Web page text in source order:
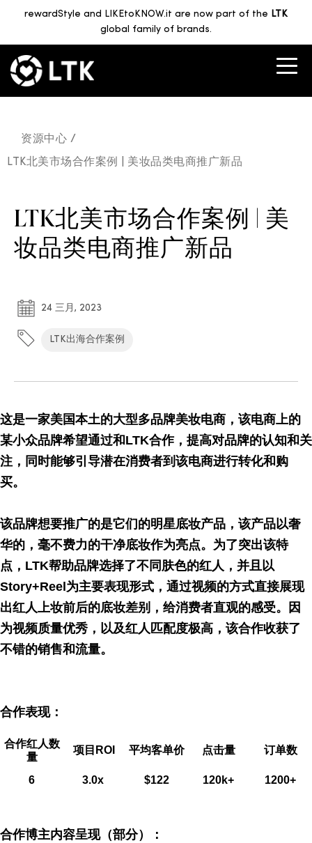
rewardStyle and LIKEtoKNOW.it are now part of the LTK
global family of brands.
资源中心 /
LTK北美市场合作案例 | 美妆品类电商推广新品
LTK北美市场合作案例 | 美
妆品类电商推广新品
24 三月, 2023
LTK出海合作案例
这是一家美国本土的大型多品牌美妆电商，该电商上的
某小众品牌希望通过和LTK合作，提高对品牌的认知和关
注，同时能够引导潜在消费者到该电商进行转化和购
买。
该品牌想要推广的是它们的明星底妆产品，该产品以奢
华的，毫不费力的干净底妆作为亮点。为了突出该特
点，LTK帮助品牌选择了不同肤色的红人，并且以
Story+Reel为主要表现形式，通过视频的方式直接展现
出红人上妆前后的底妆差别，给消费者直观的感受。因
为视频质量优秀，以及红人匹配度极高，该合作收获了
不错的销售和流量。
合作表现：
合作红人数
量
项目ROI 平均客单价 点击量 订单数
6 3.0x $122 120k+ 1200+
合作博主内容呈现（部分）：